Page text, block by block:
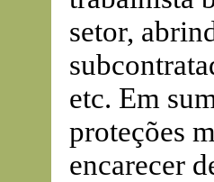
setor,
etc. Em
proteções
encarecer